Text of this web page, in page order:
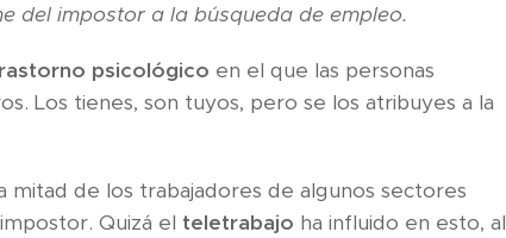
del impostor a la búsqueda de empleo.
psicológico en el que las personas
Los tienes, son tuyos, pero se los atribuyes a la
mitad de los trabajadores de algunos sectores
Quizá el teletrabajo ha influido en esto, al